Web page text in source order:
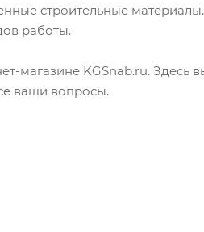
строительные
работы.
магазине KGSnab.ru. Здесь
ваши вопросы.